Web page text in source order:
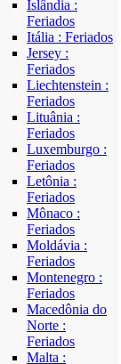
Islândia :
Feriados
Itália : Feriados
Jersey :
Feriados
Liechtenstein :
Feriados
Lituânia :
Feriados
Luxemburgo :
Feriados
Letônia :
Feriados
Mônaco :
Feriados
Moldávia :
Feriados
Montenegro :
Feriados
Macedônia do
Norte :
Feriados
Malta :